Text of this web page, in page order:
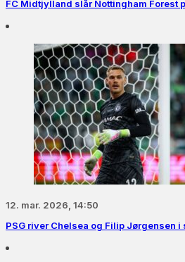
FC Midtjylland slår Nottingham Forest
12. mar. 2026, 14:50
PSG river Chelsea og Filip Jørgensen